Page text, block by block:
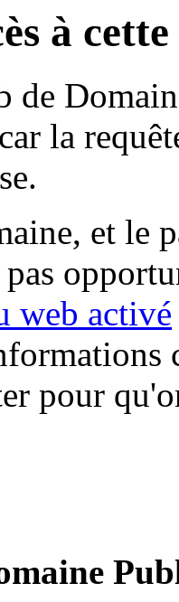
à
de
la
et le
web activé
pour